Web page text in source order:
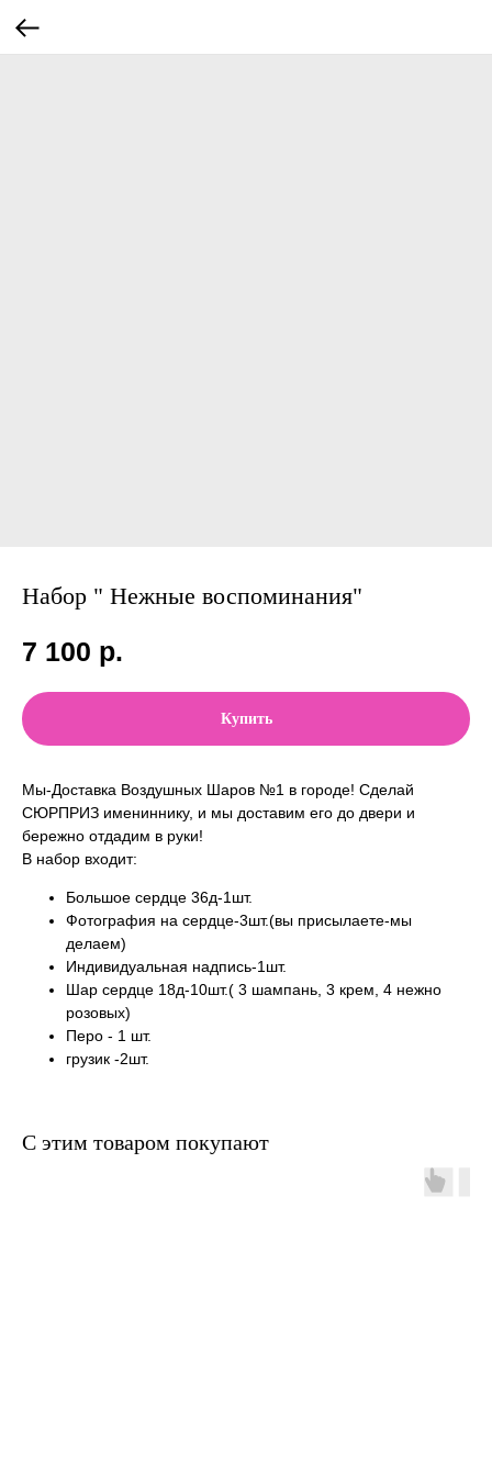
Набор " Нежные воспоминания"
7 100 р.
Купить
Мы-Доставка Воздушных Шаров №1 в городе! Сделай
СЮРПРИЗ имениннику, и мы доставим его до двери и
бережно отдадим в руки!
В набор входит:
Большое сердце 36д-1шт.
Фотография на сердце-3шт.(вы присылаете-мы
делаем)
Индивидуальная надпись-1шт.
Шар сердце 18д-10шт.( 3 шампань, 3 крем, 4 нежно
розовых)
Перо - 1 шт.
грузик -2шт.
С этим товаром покупают